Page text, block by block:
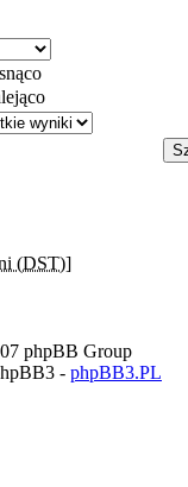
(DST)]
phpBB Group
- phpBB3.PL